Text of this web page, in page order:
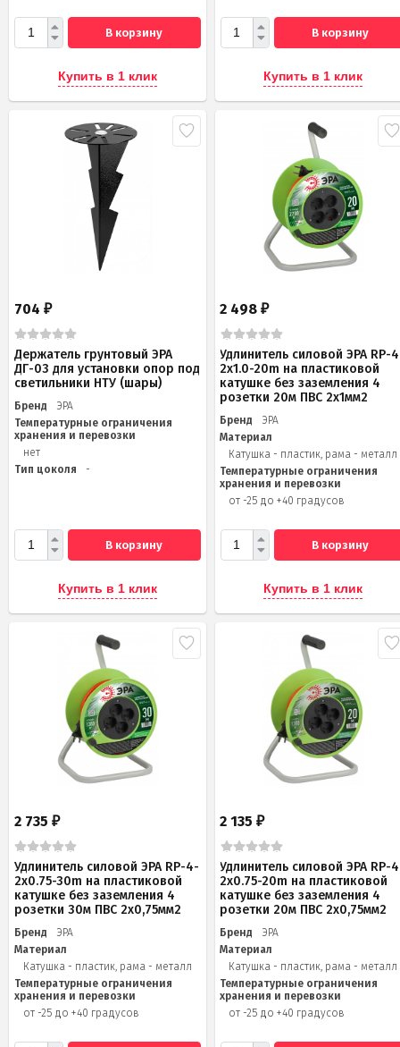
В корзину
Купить в 1 клик
В корзину
Купить в 1 клик
704 ₽
Держатель грунтовый ЭРА
ДГ-03 для установки опор под
светильники НТУ (шары)
Бренд
ЭРА
Температурные ограничения
хранения и перевозки
нет
Тип цоколя
-
В корзину
Купить в 1 клик
2 498₽
Удлинитель силовой ЭРА RP-
2x1.0-20m на пластиковой
катушке без заземления 4
розетки 20м ПВС 2х1мм2
Бренд
ЭРА
Материал
Катушка - пластик, рама - металл
Температурные ограничения
хранения и перевозки
от -25 до +40 градусов
В корзину
Купить в 1 клик
2 735 ₽
Удлинитель силовой ЭРА RP-4-
2x0.75-30m на пластиковой
катушке без заземления 4
розетки 30м ПВС 2х0,75мм2
Бренд
ЭРА
Материал
Катушка - пластик, рама - металл
Температурные ограничения
хранения и перевозки
от -25 до +40 градусов
2 135₽
Удлинитель силовой ЭРА RP-
2x0.75-20m на пластиковой
катушке без заземления 4
розетки 20м ПВС 2х0,75мм2
Бренд
ЭРА
Материал
Катушка - пластик, рама - металл
Температурные ограничения
хранения и перевозки
от -25 до +40 градусов